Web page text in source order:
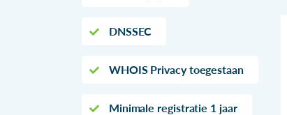
DNSSEC
WHOIS Privacy toegestaan
Minimale registratie 1 jaar